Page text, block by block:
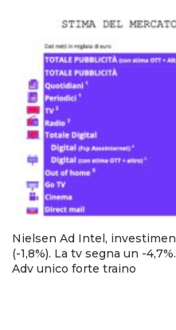
Nielsen Ad Intel,
(-1,8%). La tv segna un -
Adv unico forte traino